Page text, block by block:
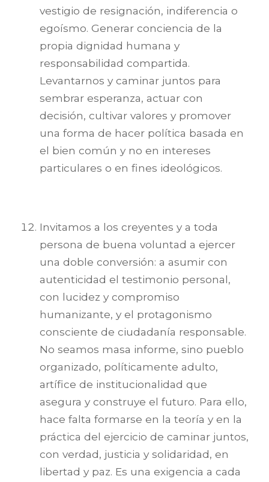
vestigio de resignación, indiferencia o
egoísmo. Generar conciencia de la
propia dignidad humana y
responsabilidad compartida.
Levantarnos y caminar juntos para
sembrar esperanza, actuar con
decisión, cultivar valores y promover
una forma de hacer política basada en
el bien común y no en intereses
particulares o en fines ideológicos.
Invitamos a los creyentes y a toda
persona de buena voluntad a ejercer
una doble conversión: a asumir con
autenticidad el testimonio personal,
con lucidez y compromiso
humanizante, y el protagonismo
consciente de ciudadanía responsable.
No seamos masa informe, sino pueblo
organizado, políticamente adulto,
artífice de institucionalidad que
asegura y construye el futuro. Para ello,
hace falta formarse en la teoría y en la
práctica del ejercicio de caminar juntos,
con verdad, justicia y solidaridad, en
libertad y paz. Es una exigencia a cada